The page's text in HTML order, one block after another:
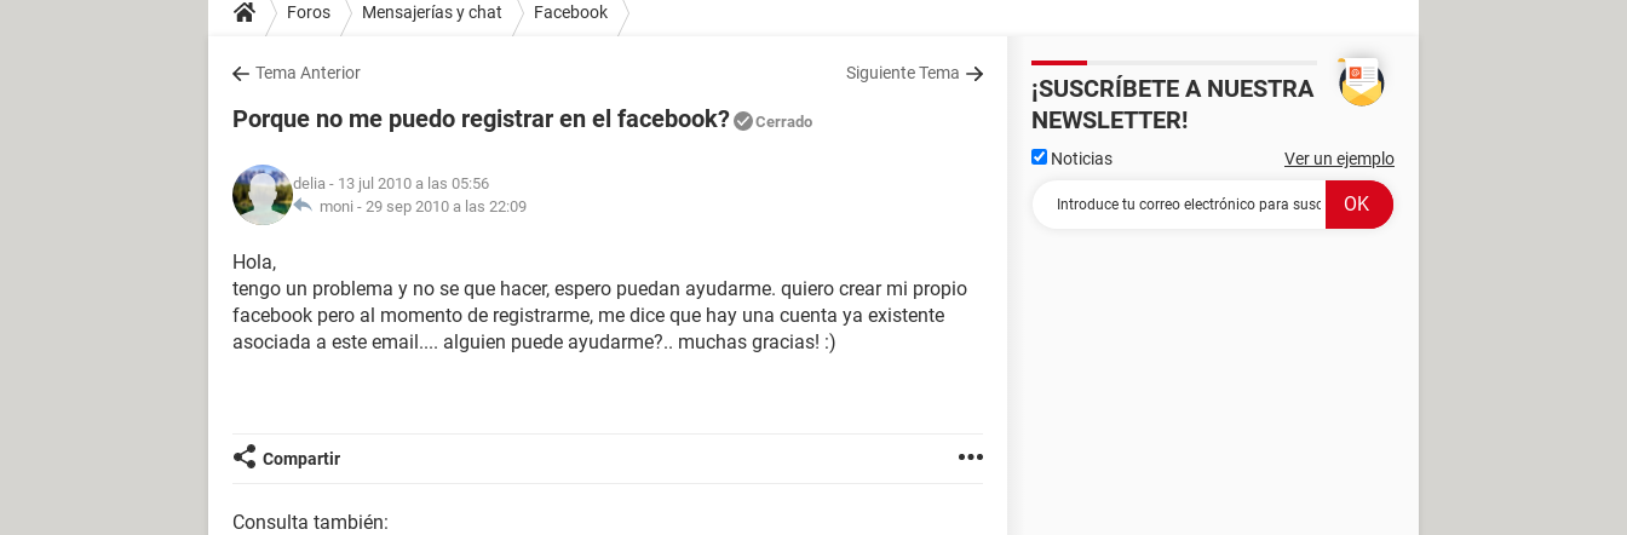
Foros Mensajerías y chat Facebook
Tema Anterior Siguiente Tema
Porque no me puedo registrar en el facebook? Cerrado
delia - 13 jul 2010 a las 05:56
moni - 29 sep 2010 a las 22:09
Hola,
tengo un problema y no se que hacer, espero puedan ayudarme. quiero crear mi propio
facebook pero al momento de registrarme, me dice que hay una cuenta ya existente
asociada a este email.... alguien puede ayudarme?.. muchas gracias! :)
Compartir
Consulta también:
¡SUSCRÍBETE A NUESTRA
NEWSLETTER!
Noticias Ver un ejemplo